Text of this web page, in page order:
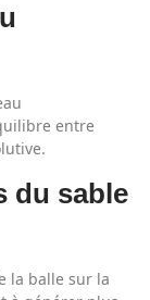
entre
du sable
la balle sur la